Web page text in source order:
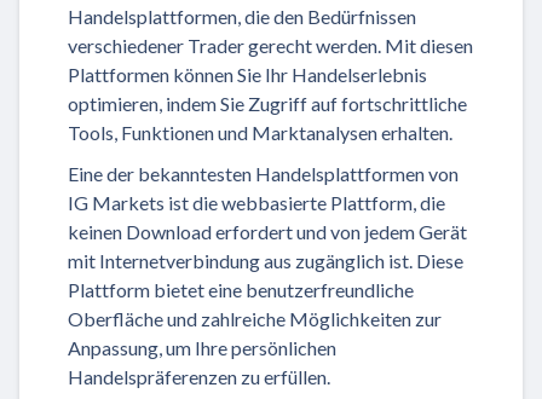
Handelsplattformen, die den Bedürfnissen
verschiedener Trader gerecht werden. Mit diesen
Plattformen können Sie Ihr Handelserlebnis
optimieren, indem Sie Zugriff auf fortschrittliche
Tools, Funktionen und Marktanalysen erhalten.
Eine der bekanntesten Handelsplattformen von
IG Markets ist die webbasierte Plattform, die
keinen Download erfordert und von jedem Gerät
mit Internetverbindung aus zugänglich ist. Diese
Plattform bietet eine benutzerfreundliche
Oberfläche und zahlreiche Möglichkeiten zur
Anpassung, um Ihre persönlichen
Handelspräferenzen zu erfüllen.